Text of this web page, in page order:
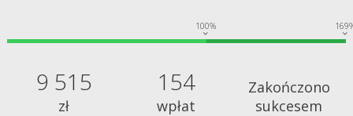
100%
9 515
zł
154
wpłat
Zakończono
sukcesem